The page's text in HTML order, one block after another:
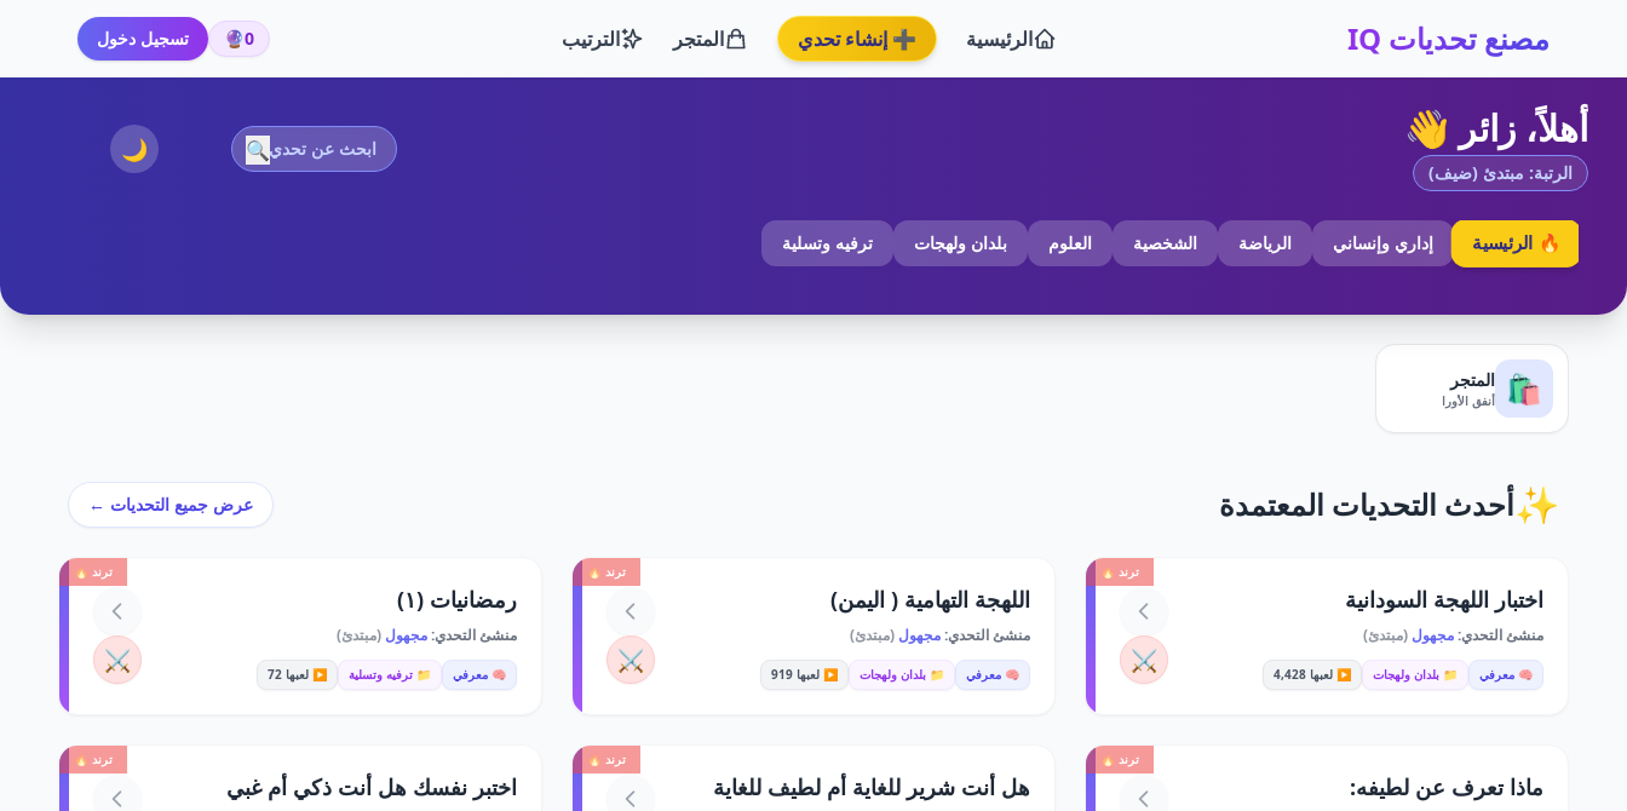
مصنع تحديات IQ الرئيسية ➕ إنشاء تحدي المتجر الترتيب 0
🔮 تسجيل دخول
أهلاً، زائر 👋
الرتبة: مبتدئ (ضيف)
🔍
🌙
🔥 الرئيسية إداري وإنساني الرياضة الشخصية العلوم بلدان ولهجات ترفيه وتسلية
🛍️ المتجر
أنفق الأورا
✨أحدث التحديات المعتمدة عرض جميع التحديات ←
ترند 🔥
اختبار اللهجة السودانية
منشئ التحدي:مجهول (مبتدئ)
🧠 معرفي 📁 بلدان ولهجات ▶️ لعبها 4,428 ⚔️
ترند 🔥
اللهجة التهامية ( اليمن)
منشئ التحدي:مجهول (مبتدئ)
🧠 معرفي 📁 بلدان ولهجات ▶️ لعبها 919 ⚔️
ترند 🔥
رمضانيات (١)
منشئ التحدي:مجهول (مبتدئ)
🧠 معرفي 📁 ترفيه وتسلية ▶️ لعبها 72 ⚔️
ترند 🔥
ماذا تعرف عن لطيفه:
ترند 🔥
هل أنت شرير للغاية أم لطيف للغاية
ترند 🔥
اختبر نفسك هل أنت ذكي أم غبي